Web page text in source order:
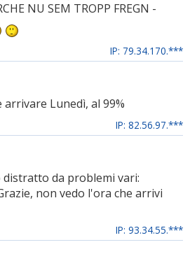
NU SEM TROPP FREGN -
IP: 79.34.170.***
Lunedì, al 99%
IP: 82.56.97.***
distratto da problemi vari:
non vedo l'ora che arrivi
IP: 93.34.55.***